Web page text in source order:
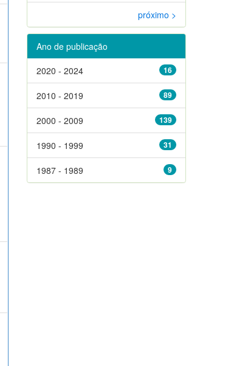
próximo >
Ano de publicação
16
2020 - 2024
89
2010 - 2019
139
2000 - 2009
31
1990 - 1999
9
1987 - 1989